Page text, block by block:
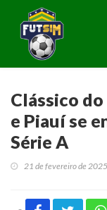
Clássico
e Piauí se
Série A
21 de fevereiro de 2025